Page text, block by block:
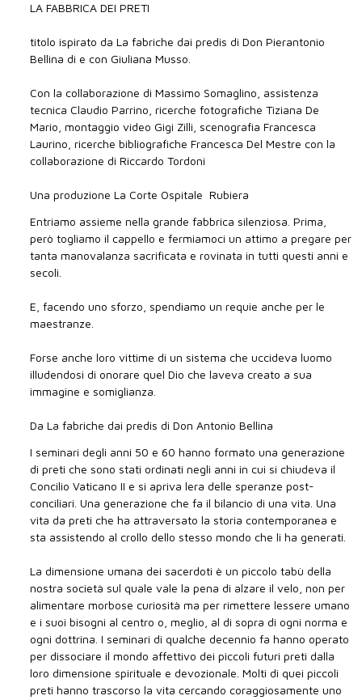
LA FABBRICA DEI PRETI
titolo ispirato da La fabriche dai predis di Don Pierantonio
Bellina di e con Giuliana Musso.
Con la collaborazione di Massimo Somaglino, assistenza
tecnica Claudio Parrino, ricerche fotografiche Tiziana De
Mario, montaggio video Gigi Zilli, scenografia Francesca
Laurino, ricerche bibliografiche Francesca Del Mestre con la
collaborazione di Riccardo Tordoni
Una produzione La Corte Ospitale  Rubiera
Entriamo assieme nella grande fabbrica silenziosa. Prima,
però togliamo il cappello e fermiamoci un attimo a pregare per
tanta manovalanza sacrificata e rovinata in tutti questi anni e
secoli.
E, facendo uno sforzo, spendiamo un requie anche per le
maestranze.
Forse anche loro vittime di un sistema che uccideva luomo
illudendosi di onorare quel Dio che laveva creato a sua
immagine e somiglianza.
Da La fabriche dai predis di Don Antonio Bellina
I seminari degli anni 50 e 60 hanno formato una generazione
di preti che sono stati ordinati negli anni in cui si chiudeva il
Concilio Vaticano II e si apriva lera delle speranze post-
conciliari. Una generazione che fa il bilancio di una vita. Una
vita da preti che ha attraversato la storia contemporanea e
sta assistendo al crollo dello stesso mondo che li ha generati.
La dimensione umana dei sacerdoti è un piccolo tabù della
nostra società sul quale vale la pena di alzare il velo, non per
alimentare morbose curiosità ma per rimettere lessere umano
e i suoi bisogni al centro o, meglio, al di sopra di ogni norma e
ogni dottrina. I seminari di qualche decennio fa hanno operato
per dissociare il mondo affettivo dei piccoli futuri preti dalla
loro dimensione spirituale e devozionale. Molti di quei piccoli
preti hanno trascorso la vita cercando coraggiosamente uno